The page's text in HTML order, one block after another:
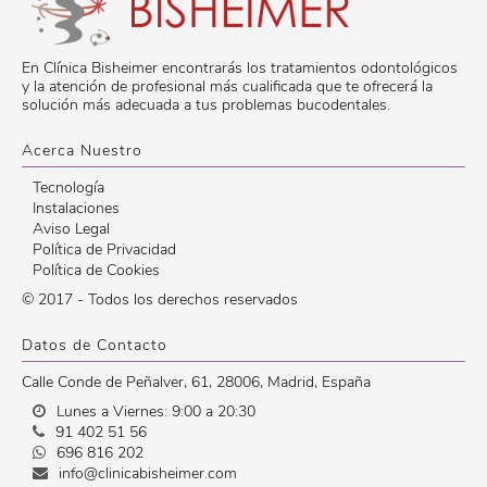
En Clínica Bisheimer encontrarás los tratamientos odontológicos
y la atención de profesional más cualificada que te ofrecerá la
solución más adecuada a tus problemas bucodentales.
Acerca Nuestro
Tecnología
Instalaciones
Aviso Legal
Política de Privacidad
Política de Cookies
© 2017 - Todos los derechos reservados
Datos de Contacto
Calle Conde de Peñalver, 61, 28006, Madrid, España
Lunes a Viernes: 9:00 a 20:30
91 402 51 56
696 816 202
info@clinicabisheimer.com